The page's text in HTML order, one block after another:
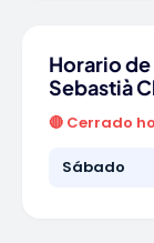
Horario de
Sebastià
🔴 Cerrado
Sábado